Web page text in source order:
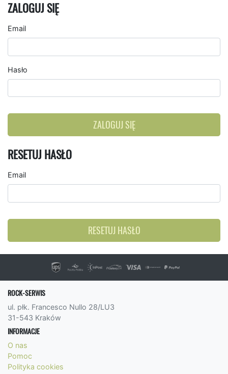
ZALOGUJ SIĘ
Email
Hasło
ZALOGUJ SIĘ
RESETUJ HASŁO
Email
RESETUJ HASŁO
ROCK-SERWIS
ul. płk. Francesco Nullo 28/LU3
31-543 Kraków
INFORMACJE
O nas
Pomoc
Polityka cookies